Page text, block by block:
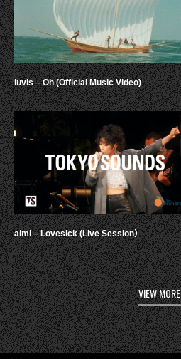
luvis – Oh (Official Music Video)
aimi – Lovesick (Live Session）
VIEW MORE